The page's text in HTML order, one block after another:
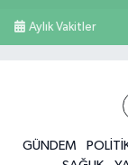
Aylık Vakitler
GÜNDEM